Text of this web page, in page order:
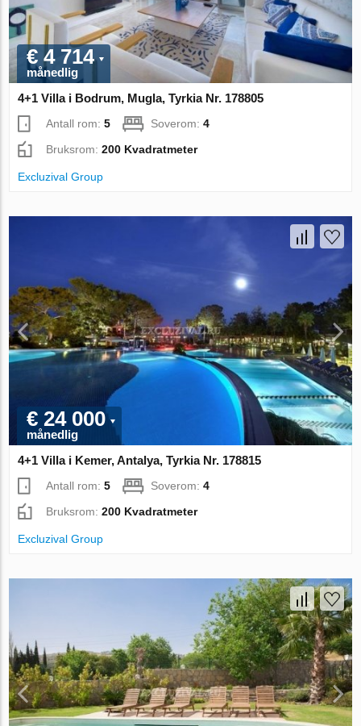
€ 4 714
månedlig
4+1 Villa i Bodrum, Mugla, Tyrkia Nr. 178805
Antall rom:5 Soverom:4
Bruksrom:200 Kvadratmeter
Excluzival Group
€ 24 000
månedlig
4+1 Villa i Kemer, Antalya, Tyrkia Nr. 178815
Antall rom:5 Soverom:4
Bruksrom:200 Kvadratmeter
Excluzival Group